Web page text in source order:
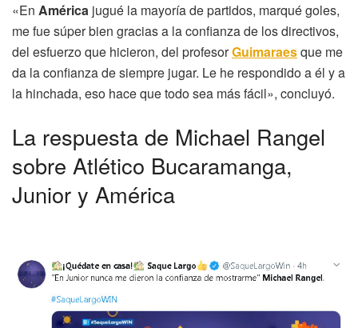
«En América jugué la mayoría de partidos, marqué goles,
me fue súper bien gracias a la confianza de los directivos,
del esfuerzo que hicieron, del profesorGuimaraesque me
da la confianza de siempre jugar. Le he respondido a él y a
la hinchada, eso hace que todo sea más fácil», concluyó.
La respuesta de Michael Rangel
sobre Atlético Bucaramanga,
Junior y América